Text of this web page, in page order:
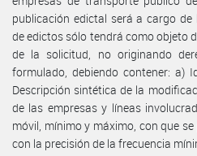
publicación edictal será a cargo
de edictos sólo tendrá como objeto
de la solicitud, no originando
formulado, debiendo contener: a)
Descripción sintética de la
de las empresas y líneas
móvil, mínimo y máximo, con que
con la precisión de la frecuencia